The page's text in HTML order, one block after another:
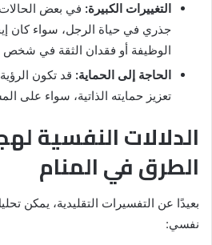
التغييرات الكبيرة: في بعض
جذري في حياة الرجل، سواء كان
الوظيفة أو فقدان الثقة في
الحاجة إلى الحماية: قد تكون
تعزيز حمايته الذاتية، سواء على
الدلالات النفسية
الطرق في المنام
بعيدًا عن التفسيرات التقليدية، يمكن
نفسي: